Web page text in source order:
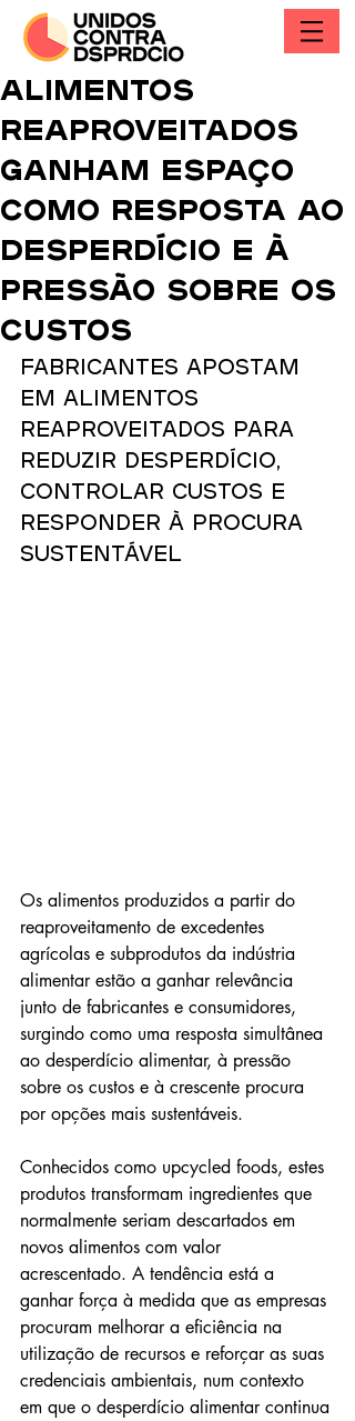
Alimentos
reaproveitados
ganham espaço
como resposta ao
desperdício e à
pressão sobre os
custos
Fabricantes apostam
em alimentos
reaproveitados para
reduzir desperdício,
controlar custos e
responder à procura
sustentável
Os alimentos produzidos a partir do
reaproveitamento de excedentes
agrícolas e subprodutos da indústria
alimentar estão a ganhar relevância
junto de fabricantes e consumidores,
surgindo como uma resposta simultânea
ao desperdício alimentar, à pressão
sobre os custos e à crescente procura
por opções mais sustentáveis.
Conhecidos como upcycled foods, estes
produtos transformam ingredientes que
normalmente seriam descartados em
novos alimentos com valor
acrescentado. A tendência está a
ganhar força à medida que as empresas
procuram melhorar a eficiência na
utilização de recursos e reforçar as suas
credenciais ambientais, num contexto
em que o desperdício alimentar continua